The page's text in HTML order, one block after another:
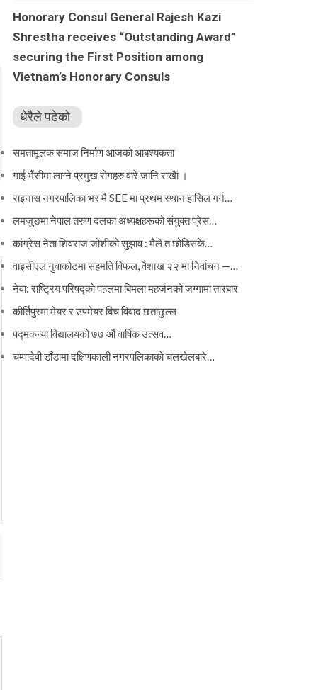
Honorary Consul General Rajesh Kazi
Shrestha receives “Outstanding Award”
securing the First Position among
Vietnam’s Honorary Consuls
धेरैले पढेको
समतामूलक समाज निर्माण आजको आबश्यकता
गाई भैंसीमा लाग्ने प्रमुख रोगहरु वारे जानि राखैां ।
राइनास नगरपालिका भर मै SEE मा प्रथम स्थान हासिल गर्न…
लमजुङमा नेपाल तरुण दलका अध्यक्षहरूको संयुक्त प्रेस…
कांग्रेस नेता शिवराज जोशीको सुझाव : मैले त छोडिसकें…
वाइसीएल नुवाकोटमा सहमति विफल, वैशाख २२ मा निर्वाचन —…
नेवा: राष्ट्रिय परिषद्को पहलमा बिमला महर्जनको जग्गामा तारबार
कीर्तिपुरमा मेयर र उपमेयर बिच विवाद छताछुल्ल
पद्मकन्या विद्यालयको ७७ औं ‌‌वार्षिक ‌उत्सव…
चम्पादेवी डाँडामा दक्षिणकाली नगरपलिकाको चलखेलबारे…